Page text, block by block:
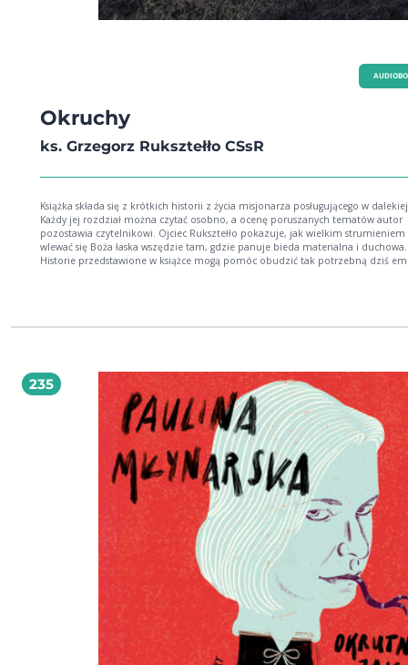
Okruchy
ks. Grzegorz Ruksztełło CSsR
Książka składa się z krótkich historii z życia misjonarza posługującego w
Każdy jej rozdział można czytać osobno, a ocenę poruszanych tematów autor
pozostawia czytelnikowi. Ojciec Ruksztełło pokazuje, jak wielkim
wlewać się Boża łaska wszędzie tam, gdzie panuje bieda materialna i duchowa.
Historie przedstawione w książce mogą pomóc obudzić tak potrzebną dziś
235